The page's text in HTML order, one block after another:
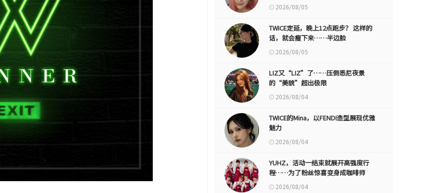
2026/08/05
TWICE定延，晚上12点跑步？ 这样的
话，就会瘦下来……半边脸
2026/08/05
LIZ又“LIZ”了……压倒悉尼夜景
的“美貌”超出极限
2026/08/04
TWICE的Mina，以FENDI造型展现优雅
魅力
2026/08/04
YUHZ，活动一结束就展开高强度行
程……为了粉丝惊喜变身成咖啡师
2026/08/04